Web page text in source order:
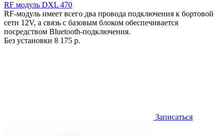
RF модуль DXL 470
RF-модуль имеет всего два провода подключения к бортовой
сети 12V, а связь с базовым блоком обеспечивается
посредством Bluetooth-подключения.
Без установки 8 175 р.
Записаться